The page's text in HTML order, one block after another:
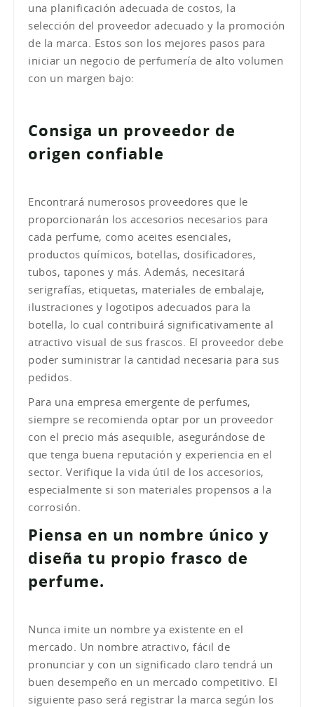
una planificación adecuada de costos, la
selección del proveedor adecuado y la promoción
de la marca. Estos son los mejores pasos para
iniciar un negocio de perfumería de alto volumen
con un margen bajo:
Consiga un proveedor de
origen confiable
Encontrará numerosos proveedores que le
proporcionarán los accesorios necesarios para
cada perfume, como aceites esenciales,
productos químicos, botellas, dosificadores,
tubos, tapones y más. Además, necesitará
serigrafías, etiquetas, materiales de embalaje,
ilustraciones y logotipos adecuados para la
botella, lo cual contribuirá significativamente al
atractivo visual de sus frascos. El proveedor debe
poder suministrar la cantidad necesaria para sus
pedidos.
Para una empresa emergente de perfumes,
siempre se recomienda optar por un proveedor
con el precio más asequible, asegurándose de
que tenga buena reputación y experiencia en el
sector. Verifique la vida útil de los accesorios,
especialmente si son materiales propensos a la
corrosión.
Piensa en un nombre único y
diseña tu propio frasco de
perfume.
Nunca imite un nombre ya existente en el
mercado. Un nombre atractivo, fácil de
pronunciar y con un significado claro tendrá un
buen desempeño en un mercado competitivo. El
siguiente paso será registrar la marca según los